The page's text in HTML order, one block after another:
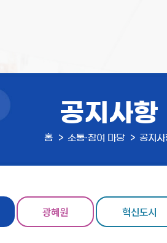
공지사항
홈 소통·참여 마당 공지사
광혜원 혁신도시